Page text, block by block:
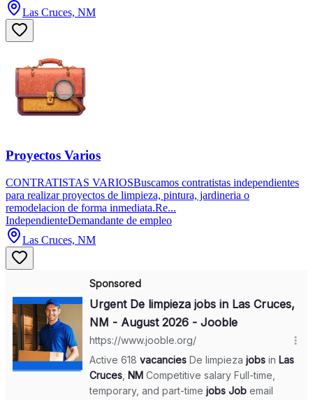
Las Cruces, NM
Proyectos Varios
CONTRATISTAS VARIOSBuscamos contratistas independientes
para realizar proyectos de limpieza, pintura, jardineria o
remodelacion de forma inmediata.Re...
IndependienteDemandante de empleo
Las Cruces, NM